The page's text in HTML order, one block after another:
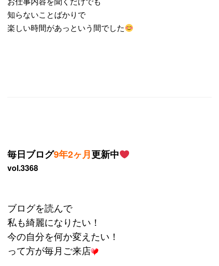
知らないことばかりで
楽しい時間があっという間でした
毎日ブログ9年2ヶ月更新中
vol.3368
ブログを読んで
私も綺麗になりたい！
今の自分を何か変えたい！
って方が毎月ご来店